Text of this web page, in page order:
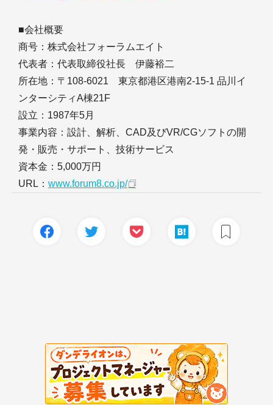
■会社概要
商号：株式会社フォーラムエイト
代表者：代表取締役社長 伊藤裕二
所在地：〒108-6021 東京都港区港南2-15-1 品川イ
ンターシティA棟21F
設立：1987年5月
事業内容：設計、解析、CAD及びVR/CGソフトの開
発・販売・サポート、技術サービス
資本金：5,000万円
URL： www.forum8.co.jp/